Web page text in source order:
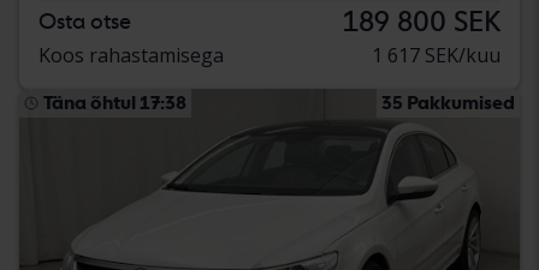
Osta otse 189 800 SEK
Koos rahastamisega 1 617 SEK/kuu
Täna õhtul 17:38 35 Pakkumised